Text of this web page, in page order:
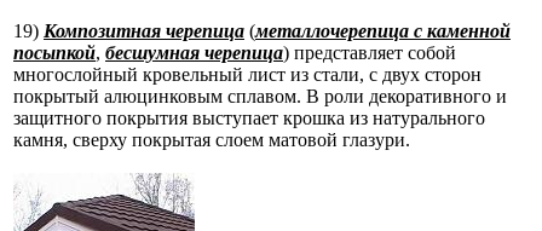
19) Композитная черепица (металлочерепица с каменной
посыпкой, бесшумная черепица) представляет собой
многослойный кровельный лист из стали, с двух сторон
покрытый алюцинковым сплавом. В роли декоративного и
защитного покрытия выступает крошка из натурального
камня, сверху покрытая слоем матовой глазури.